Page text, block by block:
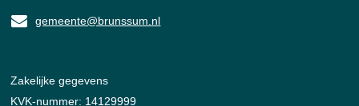
gemeente@brunssum.nl
Zakelijke gegevens
KVK-nummer: 14129999